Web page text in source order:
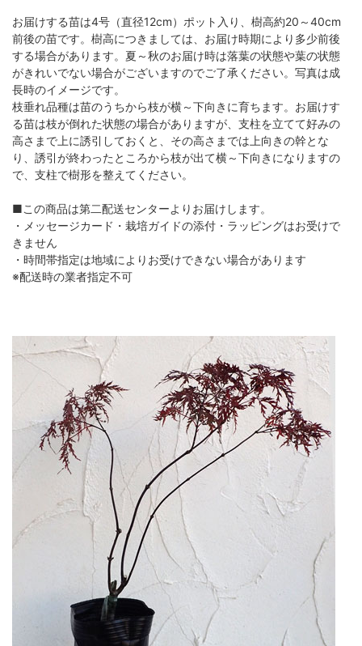
お届けする苗は4号（直径12cm）ポット入り、樹高約20～40cm
前後の苗です。樹高につきましては、お届け時期により多少前後
する場合があります。夏～秋のお届け時は落葉の状態や葉の状態
がきれいでない場合がございますのでご了承ください。写真は成
長時のイメージです。
枝垂れ品種は苗のうちから枝が横～下向きに育ちます。お届けす
る苗は枝が倒れた状態の場合がありますが、支柱を立てて好みの
高さまで上に誘引しておくと、その高さまでは上向きの幹とな
り、誘引が終わったところから枝が出て横～下向きになりますの
で、支柱で樹形を整えてください。
■この商品は第二配送センターよりお届けします。
・メッセージカード・栽培ガイドの添付・ラッピングはお受けで
きません
・時間帯指定は地域によりお受けできない場合があります
※配送時の業者指定不可